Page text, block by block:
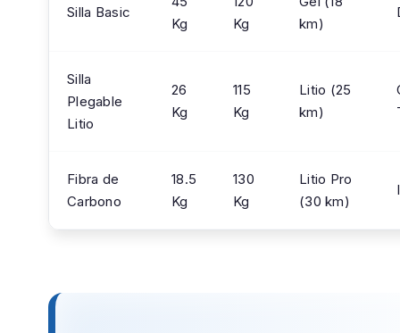
Silla Basic
Kg
Kg
km)
Silla
Plegable
Litio
26
Kg
115
Kg
Litio (25
km)
Fibra de
Carbono
18.5
Kg
130
Kg
Litio Pro
(30 km)